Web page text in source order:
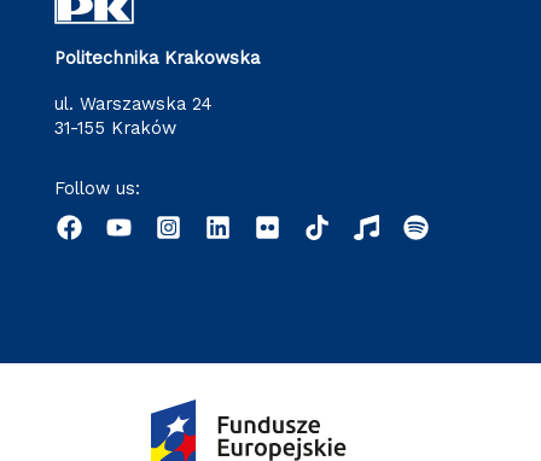
Politechnika Krakowska
ul. Warszawska 24
31-155 Kraków
Follow us: